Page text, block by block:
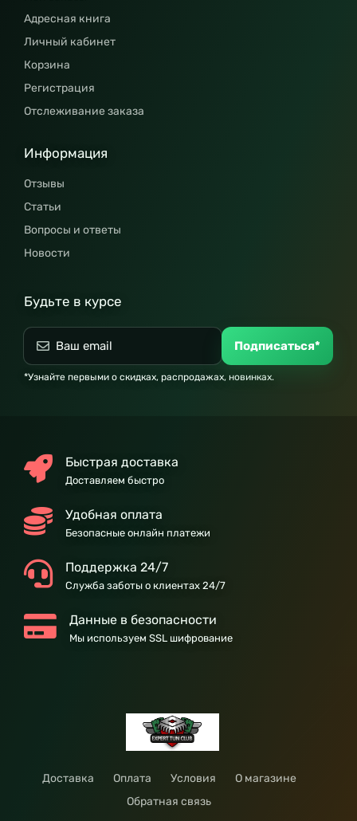
Адресная книга
Личный кабинет
Корзина
Регистрация
Отслеживание заказа
Информация
Отзывы
Статьи
Вопросы и ответы
Новости
Будьте в курсе
Подписаться*
*Узнайте первыми о скидках, распродажах, новинках.
Быстрая доставка
Доставляем быстро
Удобная оплата
Безопасные онлайн платежи
Поддержка 24/7
Служба заботы о клиентах 24/7
Данные в безопасности
Мы используем SSL шифрование
Доставка Оплата Условия
О магазине
Обратная связь